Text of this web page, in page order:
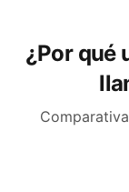
¿Por qué